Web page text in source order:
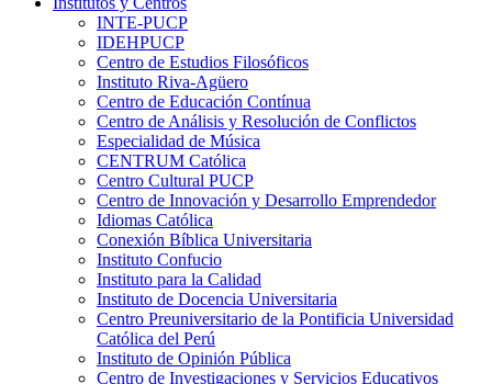
INTE-PUCP
IDEHPUCP
Centro de Estudios Filosóficos
Instituto Riva-Agüero
Centro de Educación Contínua
Centro de Análisis y Resolución de Conflictos
Especialidad de Música
CENTRUM Católica
Centro Cultural PUCP
Centro de Innovación y Desarrollo Emprendedor
Idiomas Católica
Conexión Bíblica Universitaria
Instituto Confucio
Instituto para la Calidad
Instituto de Docencia Universitaria
Centro Preuniversitario de la Pontificia Universidad
Católica del Perú
Instituto de Opinión Pública
Centro de Investigaciones y Servicios Educativos